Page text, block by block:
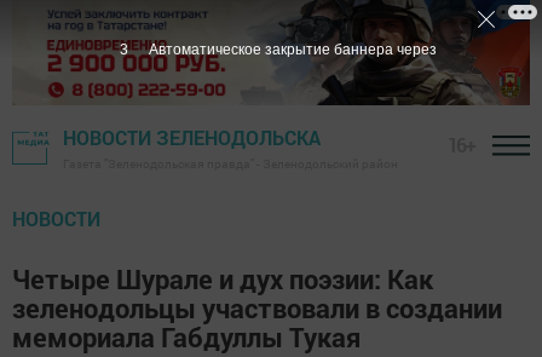
НОВОСТИ ЗЕЛЕНОДОЛЬСКА
НОВОСТИ
Четыре Шурале и дух поэзии: Как
зеленодольцы участвовали в создании
мемориала Габдуллы Тукая
2 Автоматическое закрытие баннера через